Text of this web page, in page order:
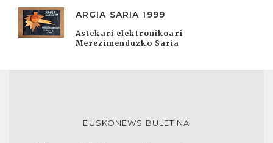
ARGIA SARIA 1999
Astekari elektronikoari
Merezimenduzko Saria
EUSKONEWS BULETINA